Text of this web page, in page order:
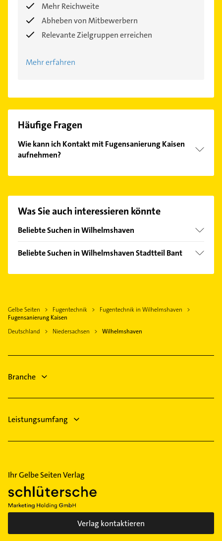
Mehr Reichweite
Abheben von Mitbewerbern
Relevante Zielgruppen erreichen
Mehr erfahren
Häufige Fragen
Wie kann ich Kontakt mit Fugensanierung Kaisen
aufnehmen?
finden Sie alleKontaktdaten.
Was Sie auch interessieren könnte
Beliebte Suchen in Wilhelmshaven
Dachdecker
Schreiner
Klempner
Gasinstallateur
Physikalische Therapie
Physiotherapie
Beliebte Suchen in Wilhelmshaven Stadtteil Bant
Zahnarzt
Arzt
Lüftungsanlagen
Heizungsbauer
Gelbe Seiten Fugentechnik
Fugentechnik in Wilhelmshaven
Fugensanierung Kaisen
Deutschland
Niedersachsen Wilhelmshaven
Branche
Leistungsumfang
Ihr Gelbe Seiten Verlag
Verlag kontaktieren